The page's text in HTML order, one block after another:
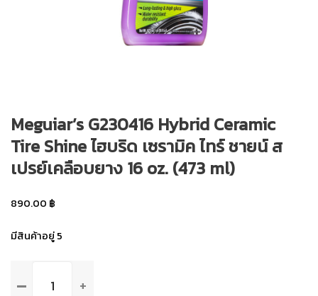
Meguiar’s G230416 Hybrid Ceramic
Tire Shine ไฮบริด เซรามิค ไทร์ ชายน์ ส
เปรย์เคลือบยาง 16 oz. (473 ml)
890.00 ฿
มีสินค้าอยู่ 5
Meguiar’s